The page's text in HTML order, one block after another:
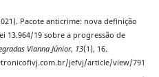
Pacote anticrime: nova definição
13.964/19 sobre a progressão de
Vianna Júnior, 13(1), 16.
jefvj/article/view/791